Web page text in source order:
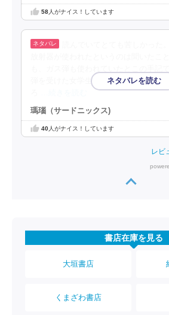
58人がナイス！しています
弾を受けた女学生が神経をやられてし
瑪瑙（サードニックス)
40人がナイス！しています
レビ
書店在庫を見る
大垣書店
くまざわ書店